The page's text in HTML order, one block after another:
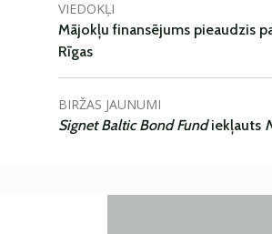
VIEDOKĻI
Mājokļu finansējums pieaudzis
Rīgas
BIRŽAS JAUNUMI
Signet Baltic Bond Fundiekļauts